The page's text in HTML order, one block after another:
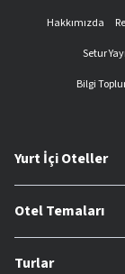
Hakkımızda
Setur
Bilgi
Yurt İçi Oteller
Otel Temaları
Turlar